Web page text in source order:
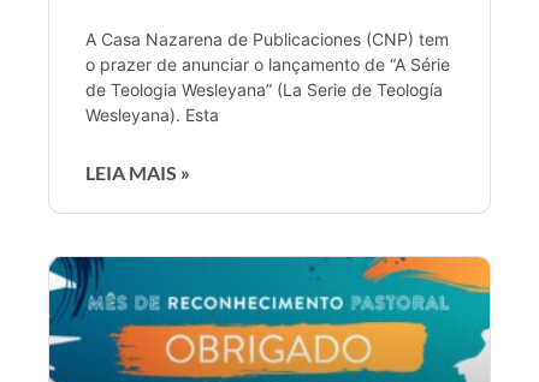
A Casa Nazarena de Publicaciones (CNP) tem
o prazer de anunciar o lançamento de “A Série
de Teologia Wesleyana” (La Serie de Teología
Wesleyana). Esta
LEIA MAIS »